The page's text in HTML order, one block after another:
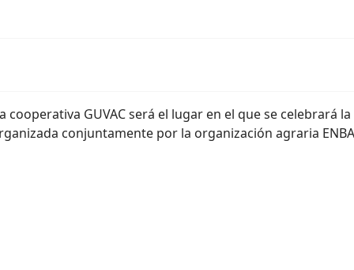
cooperativa GUVAC será el lugar en el que se celebrará
conjuntamente por la organización agraria